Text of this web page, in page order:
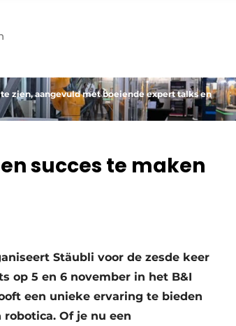
zien, aangevuld met boeiende expert talks en
succes te maken
Stäubli voor de zesde keer
op 5 en 6 november in het B&I
een unieke ervaring te bieden
Of je nu een